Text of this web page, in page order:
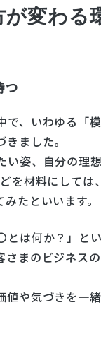
変わる
つ
で、いわゆる「
ました。
い姿、自分の理
を材料にして
たといいます。
とは何か？」と
さまのビジネス
や気づきを一